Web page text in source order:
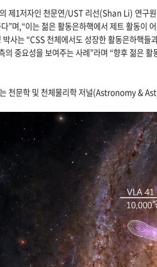
제1저자인 천문연/UST 리선(Shan Li) 연구
”며,“이는 젊은 활동은하핵에서 제트 활동이
박사는 “CSS 천체에서도 성장한 활동은하핵
의 중요성을 보여주는 사례”라며 “향후 젊은
천문학 및 천체물리학 저널(Astronomy &